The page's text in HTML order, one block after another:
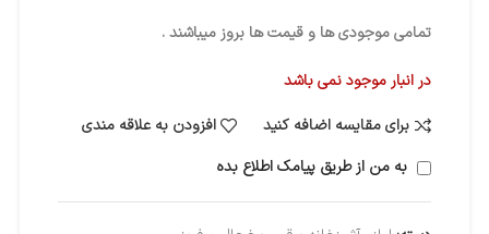
تمامی موجودی ها و قیمت ها بروز میباشند .
در انبار موجود نمی باشد
برای مقایسه اضافه کنید
افزودن به علاقه مندی
به من از طریق پیامک اطلاع بده